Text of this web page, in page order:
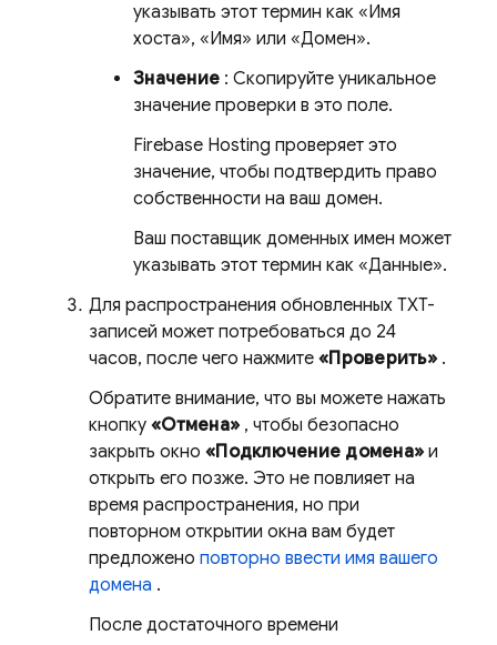
указывать этот термин как «Имя
хоста», «Имя» или «Домен».
Значение : Скопируйте уникальное
значение проверки в это поле.
Firebase Hosting проверяет это
значение, чтобы подтвердить право
собственности на ваш домен.
Ваш поставщик доменных имен может
указывать этот термин как «Данные».
Для распространения обновленных TXT-
записей может потребоваться до 24
часов, после чего нажмите «Проверить».
Обратите внимание, что вы можете нажать
кнопку «Отмена» , чтобы безопасно
закрыть окно «Подключение домена» и
открыть его позже. Это не повлияет на
время распространения, но при
повторном открытии окна вам будет
предложено повторно ввести имя вашего
домена .
После достаточного времени